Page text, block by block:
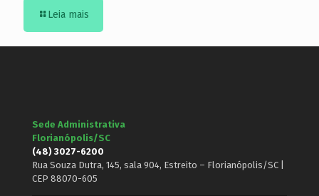
Leia mais
Sede Administrativa
Florianópolis/SC
(48) 3027-6200
Rua Souza Dutra, 145, sala 904, Estreito – Florianópolis/SC |
CEP 88070-605